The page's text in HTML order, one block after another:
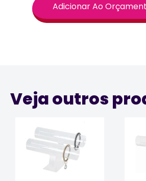
Adicionar Ao
Veja outros